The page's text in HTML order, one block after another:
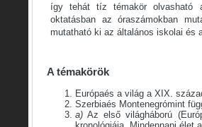
így tehát tíz témakör olvasható
oktatásban az óraszámokban
mutatható ki az általános iskolai és
A témakörök
Európaés a világ a XIX.
Szerbiaés Montenegrómint
a) Az első világháború